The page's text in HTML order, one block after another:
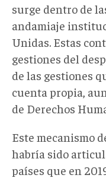
surge dentro de
andamiaje
Unidas. Estas
gestiones del
de las gestiones
cuenta propia,
de Derechos
Este mecanismo
habría sido
países que en